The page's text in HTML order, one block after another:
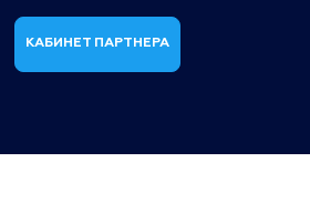
КАБИНЕТ ПАРТНЕРА